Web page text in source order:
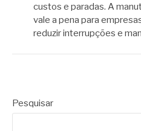
custos e paradas. A
vale a pena para
reduzir interrupções e
Pesquisar